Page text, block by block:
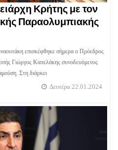
Κρήτης με τον
Παραολυμπιακής
επισκέφθηκε σήμερα ο Πρόεδρος
Γιώργος Καπελάκης συνοδευόμενος
Στη διάρκει
Δευτέρα 22.01.2024